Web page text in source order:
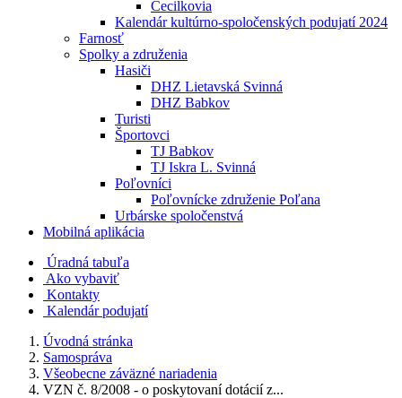
Cecilkovia
Kalendár kultúrno-spoločenských podujatí 2024
Farnosť
Spolky a združenia
Hasiči
DHZ Lietavská Svinná
DHZ Babkov
Turisti
Športovci
TJ Babkov
TJ Iskra L. Svinná
Poľovníci
Poľovnícke združenie Poľana
Urbárske spoločenstvá
Mobilná aplikácia
Úradná tabuľa
Ako vybaviť
Kontakty
Kalendár podujatí
Úvodná stránka
Samospráva
Všeobecne záväzné nariadenia
VZN č. 8/2008 - o poskytovaní dotácií z...